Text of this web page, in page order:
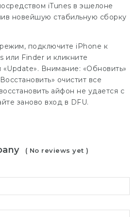
iTunes в эшелоне
новейшую стабильную сборку
подключите iPhone к
или Finder и кликните
«Update». Внимание: «Обновить»
очистит все
айфон не удается с
заново вход в DFU.
( No reviews yet )